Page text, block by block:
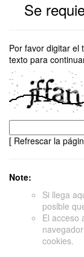
Se
Por favor digitar el
texto para
[ Refrescar la
Note:
Si llega
posible
El acceso
cookies.